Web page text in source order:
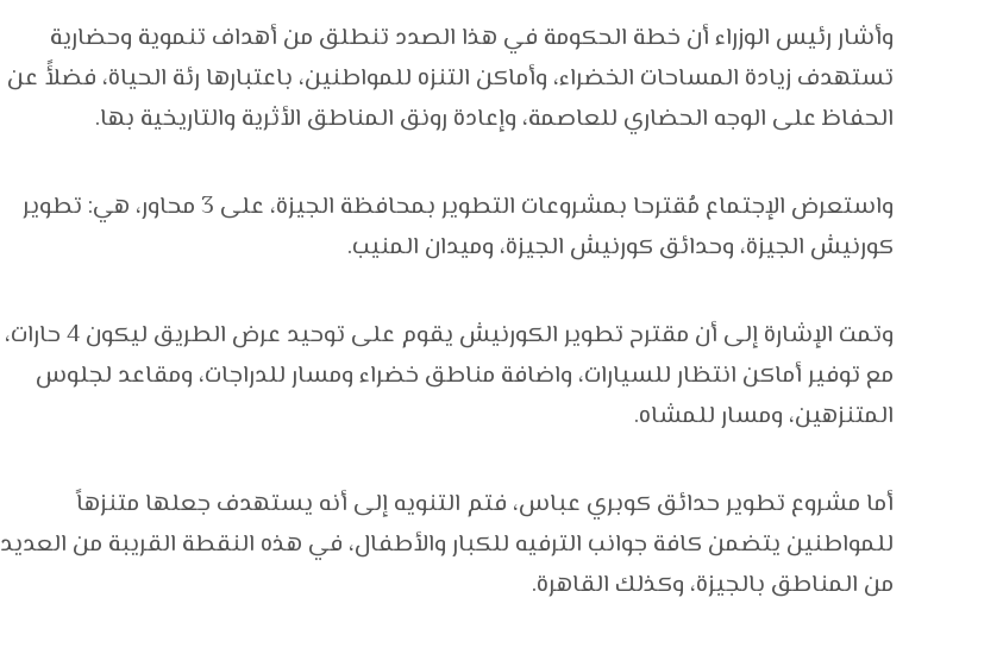
وأشار رئيس الوزراء أن خطة الحكومة في هذا الصدد تنطلق من أهداف تنموية وحضارية
تستهدف زيادة المساحات الخضراء، وأماكن التنزه للمواطنين، باعتبارها رئة الحياة، فضلأً عن
الحفاظ على الوجه الحضاري للعاصمة، وإعادة رونق المناطق الأثرية والتاريخية بها.
واستعرض الإجتماع مُقترحا بمشروعات التطوير بمحافظة الجيزة، على 3 محاور، هي: تطوير
كورنيش الجيزة، وحدائق كورنيش الجيزة، وميدان المنيب.
وتمت الإشارة إلى أن مقترح تطوير الكورنيش يقوم على توحيد عرض الطريق ليكون 4 حارات،
مع توفير أماكن انتظار للسيارات، واضافة مناطق خضراء ومسار للدراجات، ومقاعد لجلوس
المتنزهين، ومسار للمشاه.
أما مشروع تطوير حدائق كوبري عباس، فتم التنويه إلى أنه يستهدف جعلها متنزهاً
للمواطنين يتضمن كافة جوانب الترفيه للكبار والأطفال، في هذه النقطة القريبة من العديد
من المناطق بالجيزة، وكذلك القاهرة.